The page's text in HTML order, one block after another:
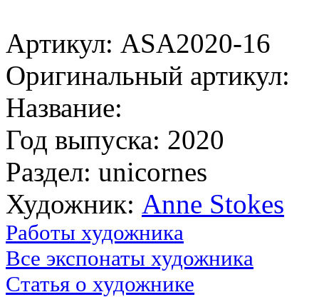
Артикул: ASA2020-16
Оригинальный артикул:
Название:
Год выпуска: 2020
Раздел: unicornes
Художник: Anne Stokes
Работы художника
Все экспонаты художника
Статья о художнике